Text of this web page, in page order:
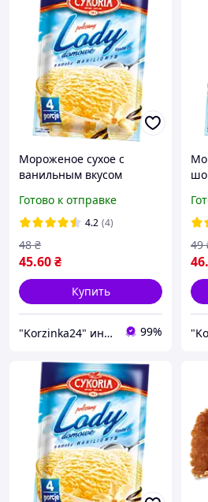
Мороженое сухое с
ванильным вкусом
порции)
Готово к отправке
4.2 (4)
45.60₴
48 ₴
Купить
"Korzinka24" интернет магазин 99%
46
49